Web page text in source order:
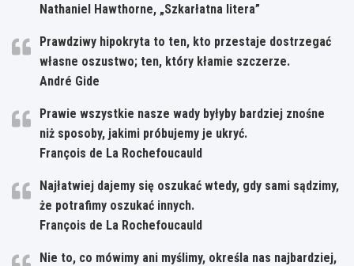
Nathaniel Hawthorne, „Szkarłatna litera”
Prawdziwy hipokryta to ten, kto przestaje dostrzegać
własne oszustwo; ten, który kłamie szczerze.
André Gide
Prawie wszystkie nasze wady byłyby bardziej znośne
niż sposoby, jakimi próbujemy je ukryć.
François de La Rochefoucauld
Najłatwiej dajemy się oszukać wtedy, gdy sami sądzimy,
że potrafimy oszukać innych.
François de La Rochefoucauld
Nie to, co mówimy ani myślimy, określa nas najbardziej,